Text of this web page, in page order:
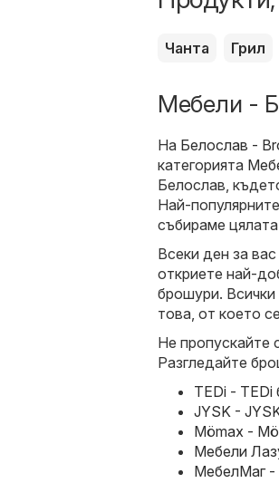
Чанта Грил
Мебели -
На Белослав -
категорията
Белослав,
Най-
събираме
Всеки ден за
откриете най-
брошури. Всички
това, от което
Не пропускайте
Разгледайте
TEDi - TEDi
JYSK -
Mömax -
Мебели
МебелМаг -